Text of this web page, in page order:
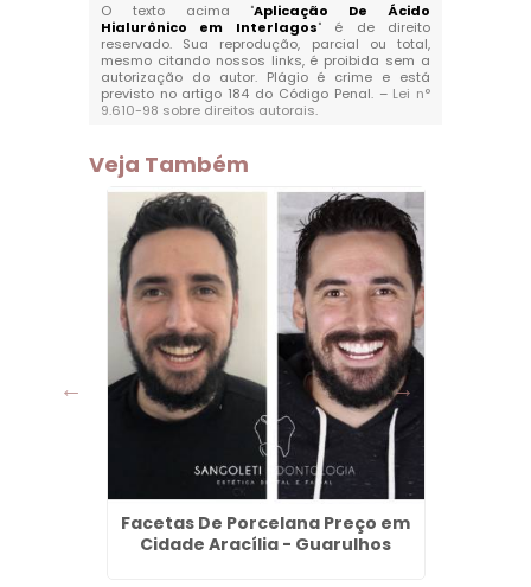
O texto acima "Aplicação De Ácido
Hialurônico em Interlagos" é de direito
reservado. Sua reprodução, parcial ou total,
mesmo citando nossos links, é proibida sem a
autorização do autor. Plágio é crime e está
previsto no artigo 184 do Código Penal. – Lei n°
9.610-98 sobre direitos autorais.
Veja Também
Facetas De Porcelana Preço em
Cidade Aracília - Guarulhos